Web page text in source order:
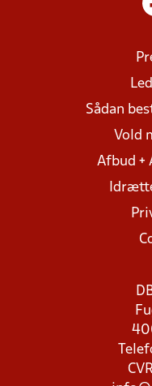
Sådan
Vold
Afbud +